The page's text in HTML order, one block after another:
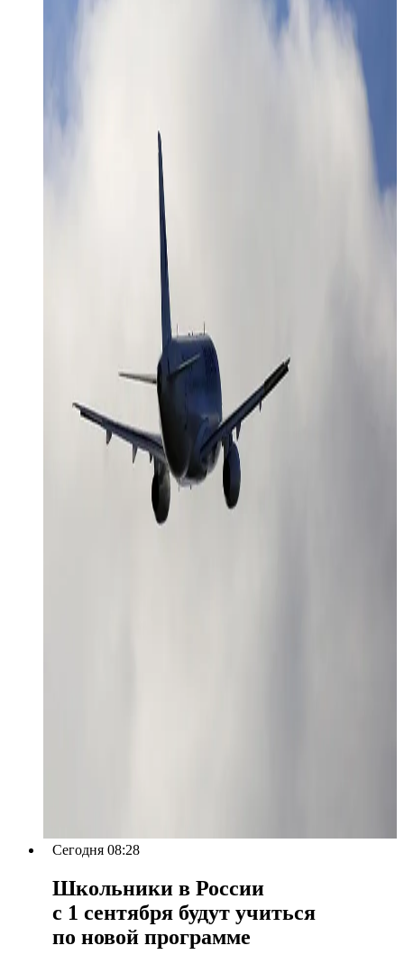
Сегодня 08:28
Школьники в России
с 1 сентября будут учиться
по новой программе